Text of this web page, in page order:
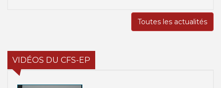
Toutes les actualités
VIDÉOS DU CFS-EP